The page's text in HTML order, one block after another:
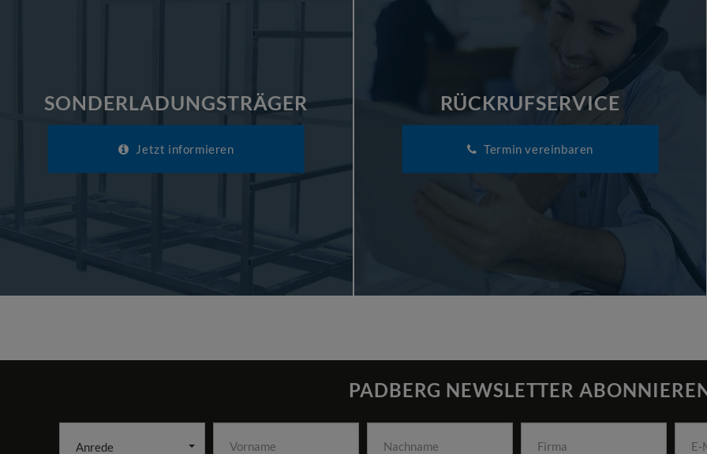
SONDERLADUNGSTRÄGER
Jetzt informieren
RÜCKRUFSERVICE
Termin vereinbaren
PADBERG NEWSLETTER
Anrede